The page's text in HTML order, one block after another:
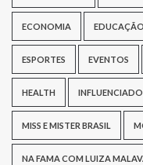
ECONOMIA EDUCAÇÃO
ESPORTES EVENTOS
HEALTH
MISS E MISTER BRASIL
NA FAMA COM LUIZA